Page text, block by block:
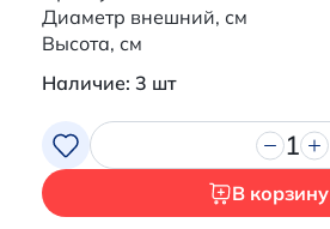
Диаметр внешний, см
Высота, см
Наличие: 3 шт
1
В корзину